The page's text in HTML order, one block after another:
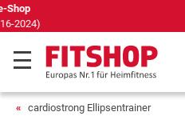
Seit 42 Jahren Ihr
cardiostrong Ellipsentrainer